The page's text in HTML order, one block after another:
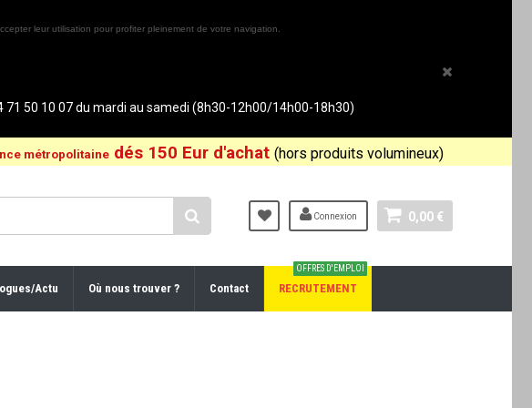
leur utilisation pour profiter pleinement de votre navigation.
71 50 10 07 du mardi au samedi (8h30-12h00/14h00-18h30)
métropolitaine dés 150 Eur d'achat (hors produits volumineux)
0,00 €
Connexion
Actu Où nous trouver ? Contact RECRUTEMENT
OFFRES D'EMPLOI